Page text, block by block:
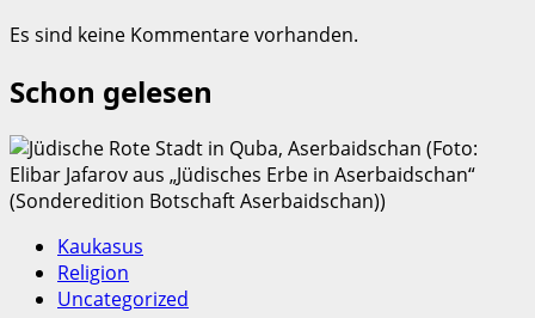
Es sind keine Kommentare vorhanden.
Schon gelesen
Kaukasus
Religion
Uncategorized